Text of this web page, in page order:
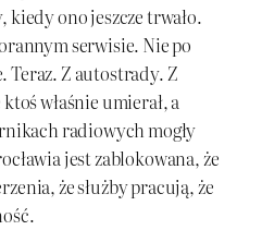
ono jeszcze trwało.
serwisie. Nie po
Z autostrady. Z
właśnie umierał, a
radiowych mogły
jest zablokowana, że
że służby pracują, że